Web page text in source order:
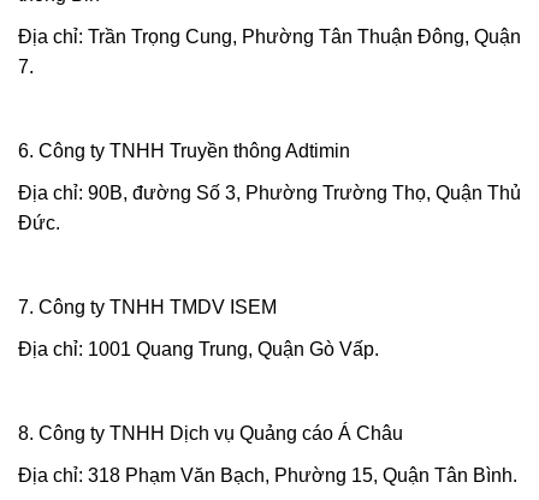
Địa chỉ: Trần Trọng Cung, Phường Tân Thuận Đông, Quận
7.
6. Công ty TNHH Truyền thông Adtimin
Địa chỉ: 90B, đường Số 3, Phường Trường Thọ, Quận Thủ
Đức.
7. Công ty TNHH TMDV ISEM
Địa chỉ: 1001 Quang Trung, Quận Gò Vấp.
8. Công ty TNHH Dịch vụ Quảng cáo Á Châu
Địa chỉ: 318 Phạm Văn Bạch, Phường 15, Quận Tân Bình.